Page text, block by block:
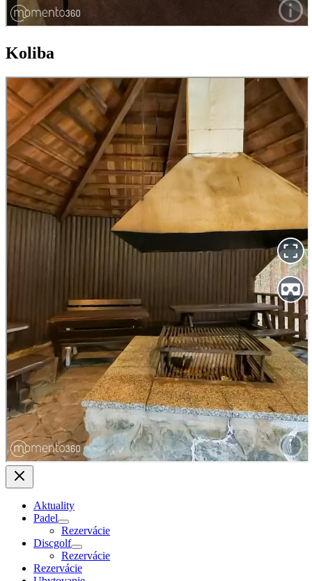
Koliba
Aktuality
Padel
Rezervácie
Discgolf
Rezervácie
Rezervácie